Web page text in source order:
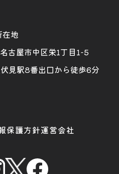
在地
古屋市中区栄1丁目1-5
見駅8番出口から徒歩6分
保護方針運営会社